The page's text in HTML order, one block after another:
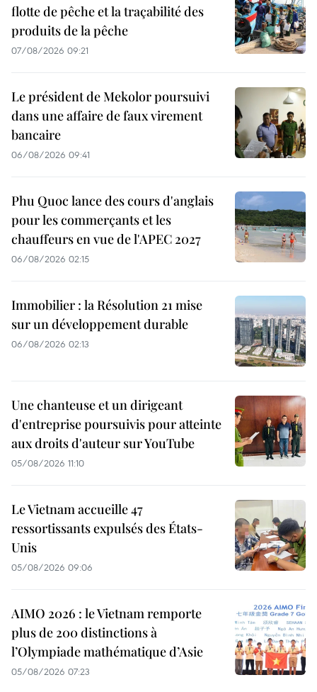
flotte de pêche et la traçabilité des
produits de la pêche
07/08/2026 09:21
Le président de Mekolor poursuivi
dans une affaire de faux virement
bancaire
06/08/2026 09:41
Phu Quoc lance des cours d'anglais
pour les commerçants et les
chauffeurs en vue de l'APEC 2027
06/08/2026 02:15
Immobilier : la Résolution 21 mise
sur un développement durable
06/08/2026 02:13
Une chanteuse et un dirigeant
d'entreprise poursuivis pour atteinte
aux droits d'auteur sur YouTube
05/08/2026 11:10
Le Vietnam accueille 47
ressortissants expulsés des États-
Unis
05/08/2026 09:06
AIMO 2026 : le Vietnam remporte
plus de 200 distinctions à
l’Olympiade mathématique d’Asie
05/08/2026 07:23